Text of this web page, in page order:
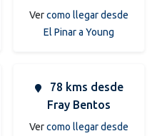
Vercomo llegar desde
El Pinar a Young
78 kms desde
Fray Bentos
Vercomo llegar desde